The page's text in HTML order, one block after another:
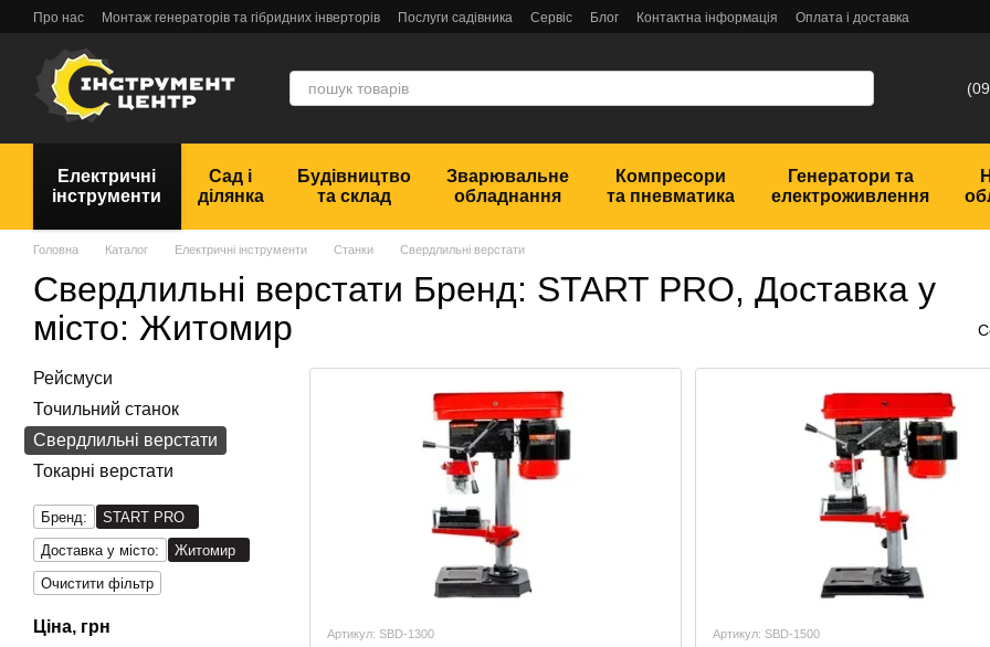
Перейти до основного контенту
Про нас Монтаж генераторів та гібридних інверторів Послуги садівника Сервіс Блог Контактна інформація
Оплата і доставка
Електричні
інструменти
Сад і
ділянка
Будівництво
та склад
Зварювальне
обладнання
Компресори
та пневматика
Генератори та
електроживлення
Головна Каталог Електричні інструменти Станки Свердлильні верстати
Свердлильні верстати Бренд: START PRO, Доставка у
місто: Житомир
Артикул: SBD-1300 Артикул: SBD-1500
Рейсмуси
Точильний станок
Свердлильні верстати
Токарні верстати
Бренд:
START PRO
Доставка у місто:
Житомир
Очистити фільтр
Ціна, грн